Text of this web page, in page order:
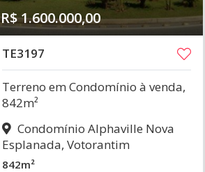
R$ 1.600.000,00
TE3197
Terreno em Condomínio à venda,
842m²
Condomínio Alphaville Nova
Esplanada, Votorantim
842m²